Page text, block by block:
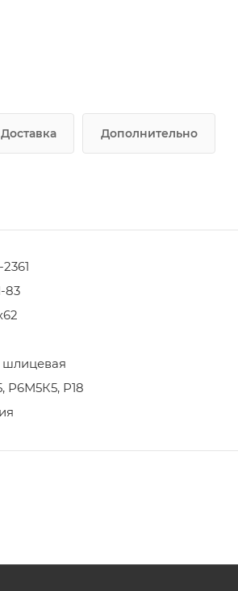
Доставка Дополнительно
83
Р6М5К5, Р18